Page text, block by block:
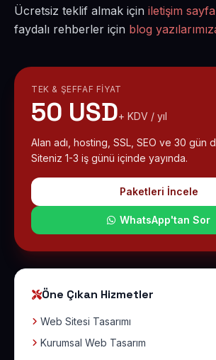
Ücretsiz teklif almak için iletişim
faydalı rehberler için blog
TEK & ŞEFFAF FIYAT
50 USD+ KDV / yıl
Alan adı, hosting, SSL, SEO ve 30 gün
Siteniz 1-3 iş günü içinde yayında.
Paketleri İncele
WhatsApp'tan Sor
Öne Çıkan Hizmetler
Web Sitesi Tasarımı
Kurumsal Web Tasarım